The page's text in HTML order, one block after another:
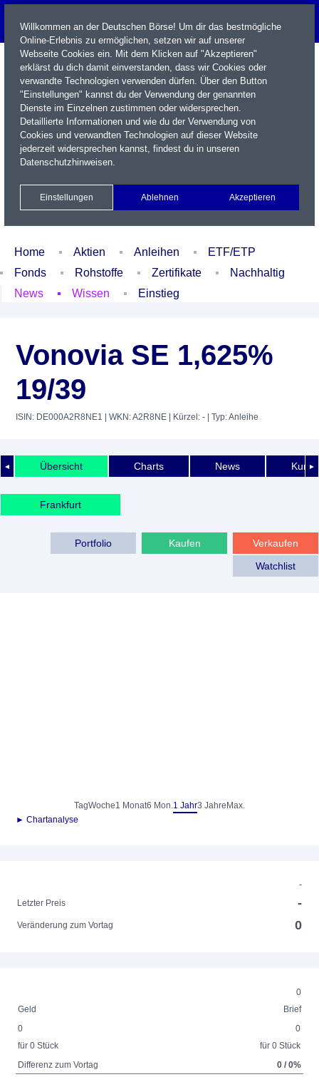
Name / WKN / ISIN / Kürzel
Xetra Realtime
Watchlist Portfolio Login
Home Aktien Anleihen
ETF/ETP
Fonds
Rohstoffe Zertifikate
Nachhaltig
News
Wissen Einstieg
Vonovia SE 1,625%
19/39
ISIN: DE000A2R8NE1 | WKN: A2R8NE | Kürzel: - | Typ: Anleihe
◄ ►
Übersicht Charts News
Frankfurt
Verkaufen
Kaufen
Portfolio
Watchlist
TagWoche1 Monat6 Mon.1 Jahr3 Jahre Max.
► Chartanalyse
-
Letzter Preis
-
Veränderung zum Vortag 0
0
Geld
Brief
0
für 0 Stück
0
für 0 Stück
Differenz zum Vortag
0 / 0%
Willkommen an der Deutschen Börse! Um dir das bestmögliche
Online-Erlebnis zu ermöglichen, setzen wir auf unserer
Webseite Cookies ein. Mit dem Klicken auf "Akzeptieren"
erklärst du dich damit einverstanden, dass wir Cookies oder
verwandte Technologien verwenden dürfen. Über den Button
"Einstellungen" kannst du der Verwendung der genannten
Dienste im Einzelnen zustimmen oder widersprechen.
Detaillierte Informationen und wie du der Verwendung von
Cookies und verwandten Technologien auf dieser Website
jederzeit widersprechen kannst, findest du in unseren
Datenschutzhinweisen.
Einstellungen Ablehnen Akzeptieren